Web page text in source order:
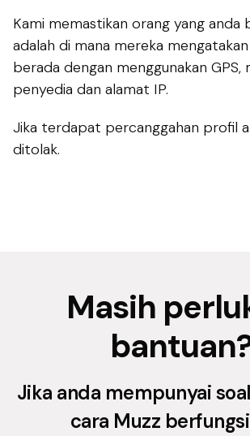
Kami memastikan orang yang anda
adalah di mana mereka
berada dengan menggunakan GPS,
penyedia dan alamat IP.
Jika terdapat percanggahan profil
ditolak.
Masih
Jika anda mempunyai
cara Muzz